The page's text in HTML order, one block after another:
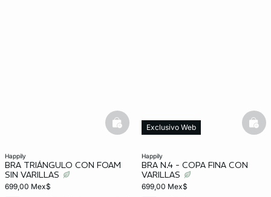
happily
BRA TRIÁNGULO CON FOAM
SIN VARILLAS
699,00 Mex$
basketfull
happily
BRA N.4 - COPA FINA CON
VARILLAS
699,00 Mex$
Exclusivo Web